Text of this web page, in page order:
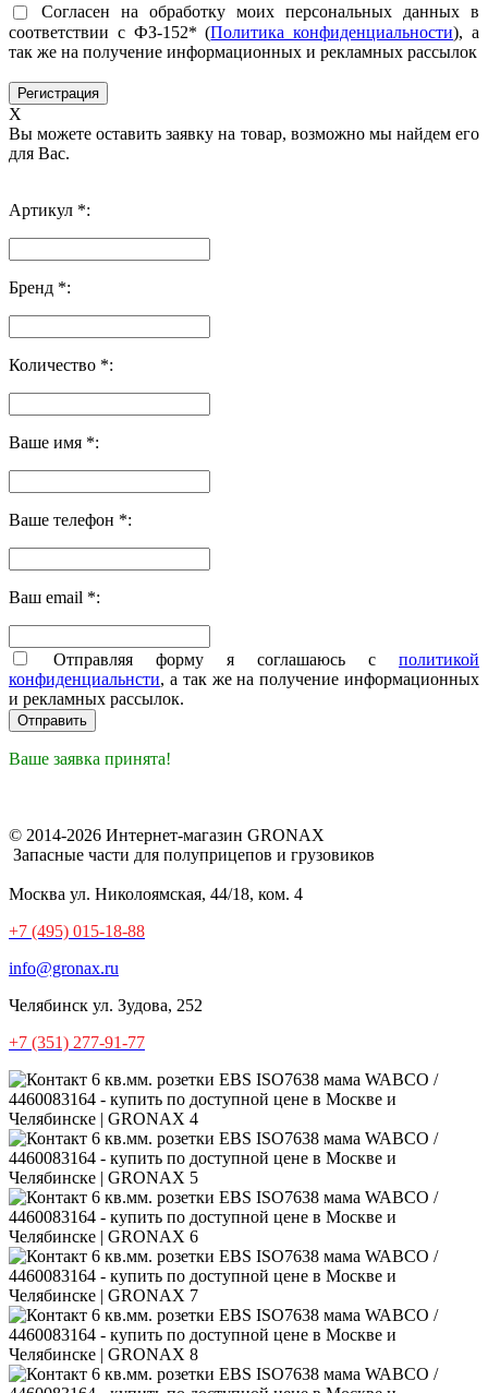
Согласен на обработку моих персональных данных в
соответствии с ФЗ-152* (Политика конфиденциальности), а
так же на получение информационных и рекламных рассылок
X
Вы можете оставить заявку на товар, возможно мы найдем его
для Вас.
Артикул *:
Бренд *:
Количество *:
Ваше имя *:
Ваше телефон *:
Ваш email *:
Отправляя форму я соглашаюсь с политикой
конфиденциальнсти, а так же на получение информационных
и рекламных рассылок.
Ваше заявка принята!
© 2014-2026 Интернет-магазин GRONAX
Запасные части для полуприцепов и грузовиков
Москва ул. Николоямская, 44/18, ком. 4
+7 (495) 015-18-88
info@gronax.ru
Челябинск ул. Зудова, 252
+7 (351) 277-91-77